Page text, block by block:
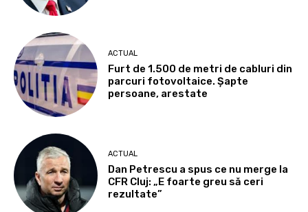
ACTUAL
Furt de 1.500 de metri de cabluri din
parcuri fotovoltaice. Șapte
persoane, arestate
ACTUAL
Dan Petrescu a spus ce nu merge la
CFR Cluj: „E foarte greu să ceri
rezultate”